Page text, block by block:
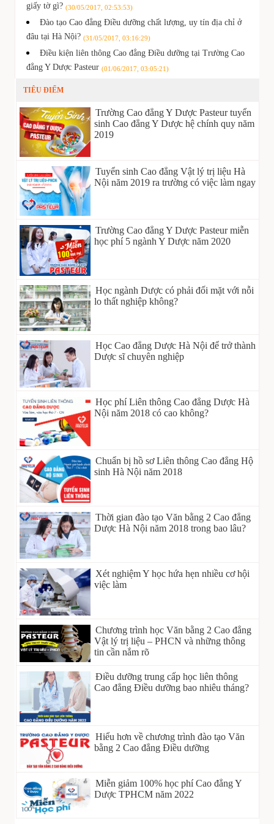
giấy tờ gì? (30/05/2017, 02:53:53)
Đào tạo Cao đẳng Điều dưỡng chất lượng, uy tín địa chỉ ở
đâu tại Hà Nội? (31/05/2017, 03:16:29)
Điều kiện liên thông Cao đẳng Điều dưỡng tại Trường Cao
đẳng Y Dược Pasteur (01/06/2017, 03:05:21)
TIÊU ĐIỂM
Trường Cao đẳng Y Dược Pasteur tuyển
sinh Cao đẳng Y Dược hệ chính quy năm
2019
Tuyển sinh Cao đẳng Vật lý trị liệu Hà
Nội năm 2019 ra trường có việc làm ngay
Trường Cao đẳng Y Dược Pasteur miễn
học phí 5 ngành Y Dược năm 2020
Học ngành Dược có phải đối mặt với nỗi
lo thất nghiệp không?
Học Cao đẳng Dược Hà Nội để trở thành
Dược sĩ chuyên nghiệp
Học phí Liên thông Cao đẳng Dược Hà
Nội năm 2018 có cao không?
Chuẩn bị hồ sơ Liên thông Cao đẳng Hộ
sinh Hà Nội năm 2018
Thời gian đào tạo Văn bằng 2 Cao đẳng
Dược Hà Nội năm 2018 trong bao lâu?
Xét nghiệm Y học hứa hẹn nhiều cơ hội
việc làm
Chương trình học Văn bằng 2 Cao đẳng
Vật lý trị liệu – PHCN và những thông
tin cần nắm rõ
Điều dưỡng trung cấp học liên thông
Cao đẳng Điều dưỡng bao nhiêu tháng?
Hiểu hơn về chương trình đào tạo Văn
bằng 2 Cao đẳng Điều dưỡng
Miễn giảm 100% học phí Cao đẳng Y
Dược TPHCM năm 2022